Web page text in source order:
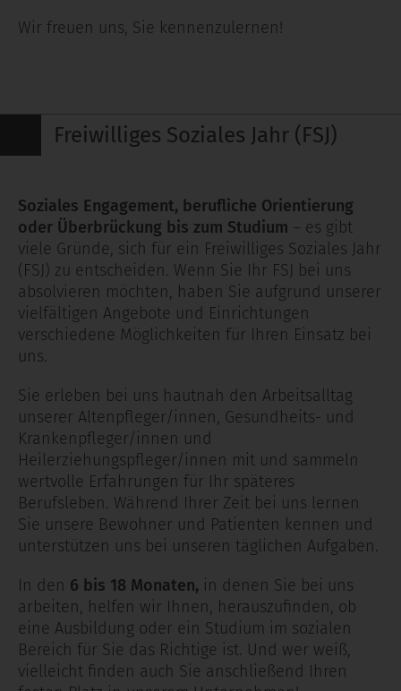
Wir freuen uns, Sie kennenzulernen!
Freiwilliges Soziales Jahr (FSJ)
Soziales Engagement, berufliche Orientierung
oder Überbrückung bis zum Studium – es gibt
viele Gründe, sich für ein Freiwilliges Soziales Jahr
(FSJ) zu entscheiden. Wenn Sie Ihr FSJ bei uns
absolvieren möchten, haben Sie aufgrund unserer
vielfältigen Angebote und Einrichtungen
verschiedene Möglichkeiten für Ihren Einsatz bei
uns.
Sie erleben bei uns hautnah den Arbeitsalltag
unserer Altenpfleger/innen, Gesundheits- und
Krankenpfleger/innen und
Heilerziehungspfleger/innen mit und sammeln
wertvolle Erfahrungen für Ihr späteres
Berufsleben. Während Ihrer Zeit bei uns lernen
Sie unsere Bewohner und Patienten kennen und
unterstützen uns bei unseren täglichen Aufgaben.
In den 6 bis 18 Monaten, in denen Sie bei uns
arbeiten, helfen wir Ihnen, herauszufinden, ob
eine Ausbildung oder ein Studium im sozialen
Bereich für Sie das Richtige ist. Und wer weiß,
vielleicht finden auch Sie anschließend Ihren